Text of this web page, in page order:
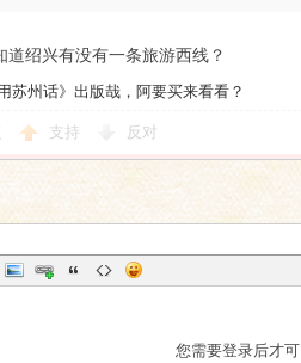
道绍兴有没有一条旅游西线？
用苏州话》出版哉，阿要买来看看？
支持 反对
您需要登录后才